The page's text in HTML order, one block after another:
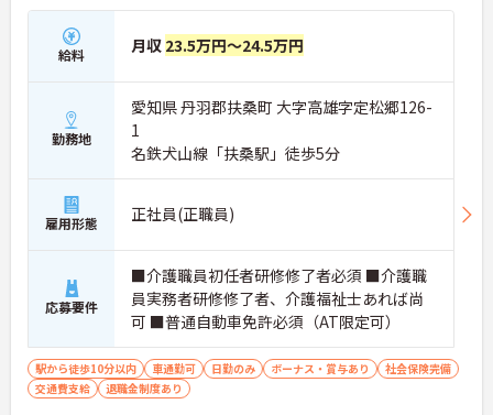
給料 月収 23.5万円～24.5万円
勤務地
愛知県 丹羽郡扶桑町 大字高雄字定松郷126-
1
名鉄犬山線「扶桑駅」徒歩5分
雇用形態 正社員(正職員)
応募要件
■介護職員初任者研修修了者必須 ■介護職
員実務者研修修了者、介護福祉士あれば尚
可 ■普通自動車免許必須（AT限定可）
駅から徒歩10分以内 車通勤可 日勤のみ ボーナス・賞与あり
社会保険完備
交通費支給
退職金制度あり